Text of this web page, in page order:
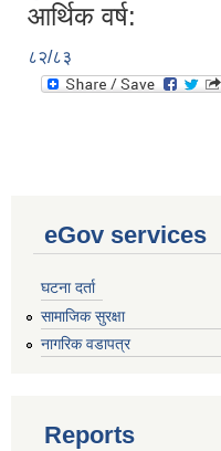
आर्थिक वर्ष:
८२/८३
eGov services
घटना दर्ता
सामाजिक सुरक्षा
नागरिक वडापत्र
Reports